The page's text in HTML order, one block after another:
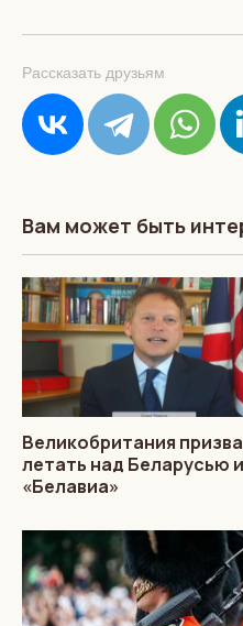
Рассказать друзьям
Вам может быть
Великобритания
летать над Беларусью
«Белавиа»